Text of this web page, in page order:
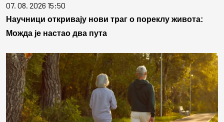
07. 08. 2026 15:50
Научници откривају нови траг о пореклу живота:
Можда је настао два пута